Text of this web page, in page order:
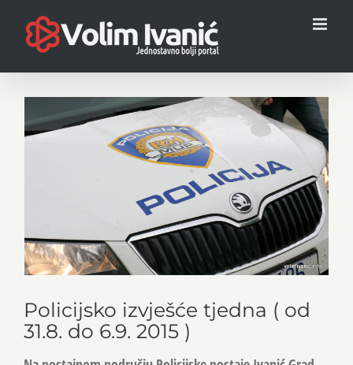
content
Larger
Image
Policijsko izvješće tjedna ( od
31.8. do 6.9. 2015 )